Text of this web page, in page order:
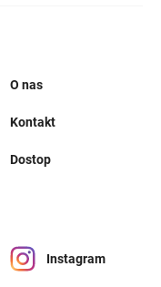
O nas
Kontakt
Dostop
Instagram